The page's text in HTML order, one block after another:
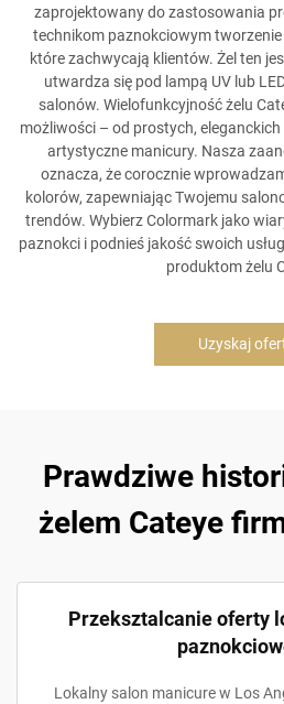
zaprojektowany do zastosowania
technikom paznokciowym
które zachwycają klientów. Żel ten
utwardza się pod lampą UV lub
salonów. Wielofunkcyjność żelu
możliwości – od prostych,
artystyczne manicury. Nasza
oznacza, że corocznie
kolorów, zapewniając Twojemu
trendów. Wybierz Colormark jako
paznokci i podnieś jakość swoich
produktom żelu
Uzyskaj
Prawdziwe
żelem Cateye
Przeksztalcanie oferty
Lokalny salon manicure w Los